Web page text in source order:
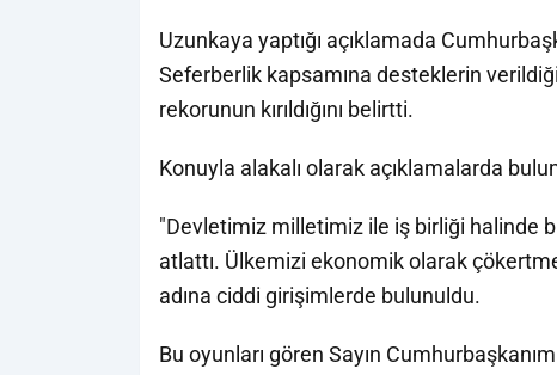
Uzunkaya yaptığı açıklamada
Seferberlik kapsamına desteklerin
rekorunun kırıldığını belirtti.
Konuyla alakalı olarak açıklamalarda
"Devletimiz milletimiz ile iş birliği halinde
atlattı. Ülkemizi ekonomik olarak
adına ciddi girişimlerde bulunuldu.
Bu oyunları gören Sayın